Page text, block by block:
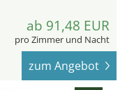
ab 91,48 EUR
pro Zimmer und Nacht
zum Angebot